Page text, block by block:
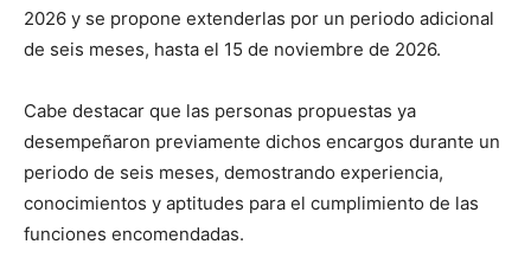
2026 y se propone extenderlas por un periodo adicional
de seis meses, hasta el 15 de noviembre de 2026.
Cabe destacar que las personas propuestas ya
desempeñaron previamente dichos encargos durante un
periodo de seis meses, demostrando experiencia,
conocimientos y aptitudes para el cumplimiento de las
funciones encomendadas.